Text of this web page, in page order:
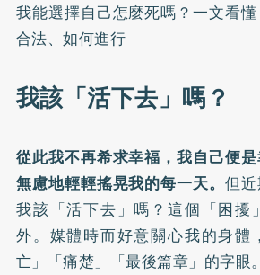
我能選擇自己怎麼死嗎？一文看
合法、如何進行
我該「活下去」嗎？
從此我不再希求幸福，我自己便
無慮地輕輕搖晃我的每一天。但
我該「活下去」嗎？這個「困擾
外。媒體時而好意關心我的身體
亡」「痛楚」「最後篇章」的字眼。